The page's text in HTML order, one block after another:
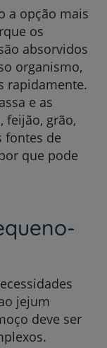
a opção mais
os
absorvidos
organismo,
rapidamente.
e as
feijão, grão,
fontes de
que pode
jejum
deve ser